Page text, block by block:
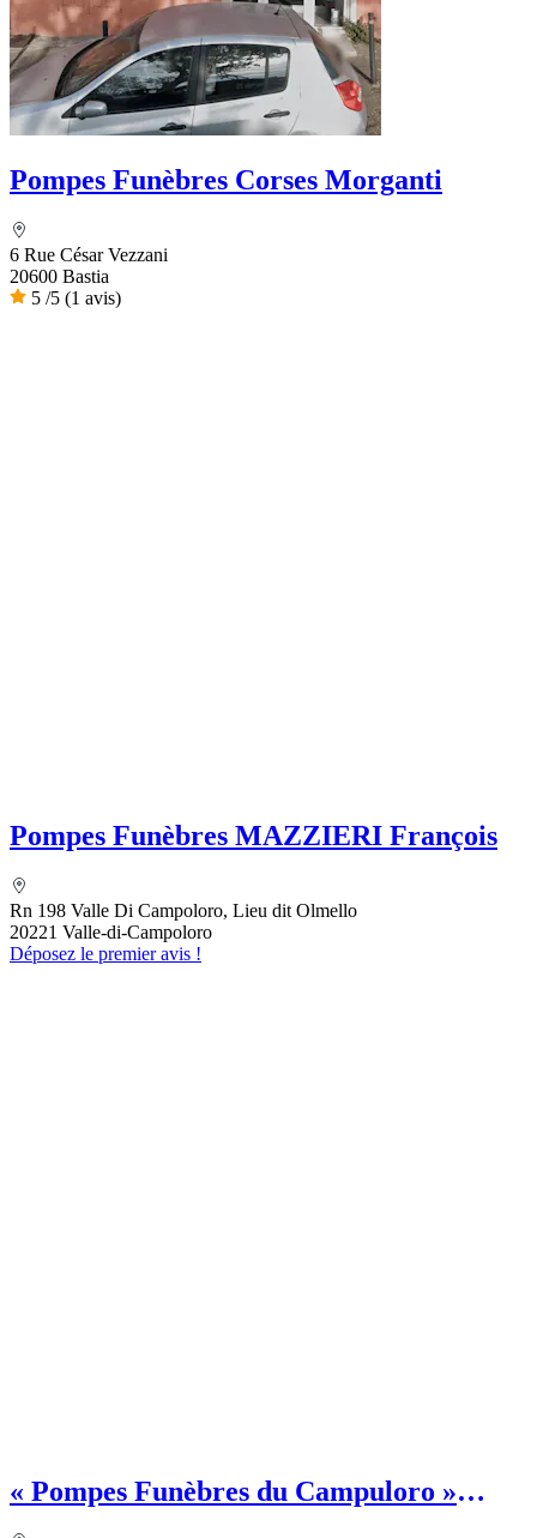
Pompes Funèbres Corses Morganti
6 Rue César Vezzani
20600 Bastia
5 /5 (1 avis)
Pompes Funèbres MAZZIERI François
Rn 198 Valle Di Campoloro, Lieu dit Olmello
20221 Valle-di-Campoloro
Déposez le premier avis !
« Pompes Funèbres du Campuloro »